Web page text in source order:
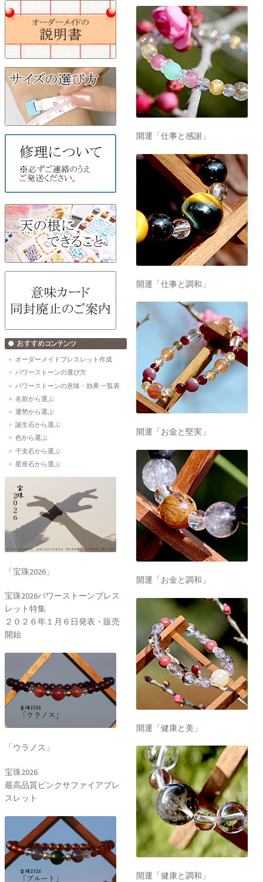
オーダーメイドブレスレット作成
パワーストーンの選び方
パワーストーンの意味・効果 一覧表
名前から選ぶ
運勢から選ぶ
誕生石から選ぶ
色から選ぶ
干支石から選ぶ
星座石から選ぶ
「宝珠2026」
宝珠2026パワーストーンブレス
レット特集
２０２６年１月６日発表・販売
開始
「ウラノス」
宝珠2026
最高品質ピンクサファイアブレ
スレット
開運「仕事と感謝」
開運「仕事と調和」
開運「お金と堅実」
開運「お金と調和」
開運「健康と美」
開運「健康と調和」